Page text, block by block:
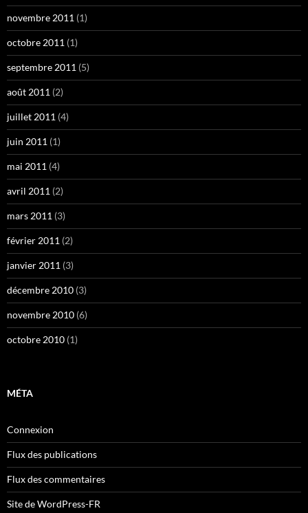
novembre 2011 (1)
octobre 2011 (1)
septembre 2011 (5)
août 2011 (2)
juillet 2011 (4)
juin 2011 (1)
mai 2011 (4)
avril 2011 (2)
mars 2011 (3)
février 2011 (2)
janvier 2011 (3)
décembre 2010 (3)
novembre 2010 (6)
octobre 2010 (1)
MÉTA
Connexion
Flux des publications
Flux des commentaires
Site de WordPress-FR